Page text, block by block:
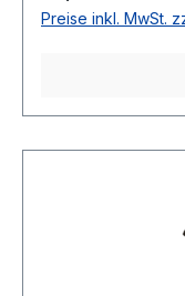
Preise inkl. MwSt.